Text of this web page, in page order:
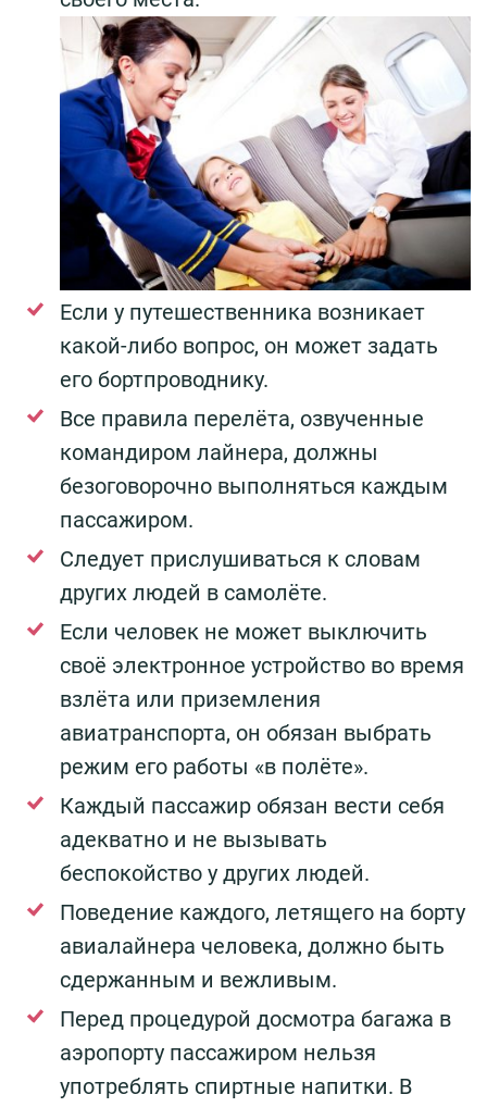
Если у путешественника возникает
какой-либо вопрос, он может задать
его бортпроводнику.
Все правила перелёта, озвученные
командиром лайнера, должны
безоговорочно выполняться каждым
пассажиром.
Следует прислушиваться к словам
других людей в самолёте.
Если человек не может выключить
своё электронное устройство во время
взлёта или приземления
авиатранспорта, он обязан выбрать
режим его работы «в полёте».
Каждый пассажир обязан вести себя
адекватно и не вызывать
беспокойство у других людей.
Поведение каждого, летящего на борту
авиалайнера человека, должно быть
сдержанным и вежливым.
Перед процедурой досмотра багажа в
аэропорту пассажиром нельзя
употреблять спиртные напитки. В